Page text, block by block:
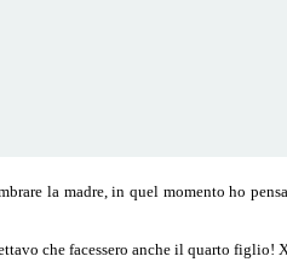
la madre, in quel momento ho
che facessero anche il quarto figlio!